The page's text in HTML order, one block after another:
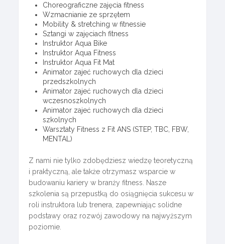
Choreograficzne zajęcia fitness
Wzmacnianie ze sprzętem
Mobility & stretching w fitnessie
Sztangi w zajęciach fitness
Instruktor Aqua Bike
Instruktor Aqua Fitness
Instruktor Aqua Fit Mat
Animator zajeć ruchowych dla dzieci
przedszkolnych
Animator zajeć ruchowych dla dzieci
wczesnoszkolnych
Animator zajeć ruchowych dla dzieci
szkolnych
Warsztaty Fitness z Fit ANS (STEP, TBC, FBW,
MENTAL)
Z nami nie tylko zdobędziesz wiedzę teoretyczną
i praktyczną, ale także otrzymasz wsparcie w
budowaniu kariery w branży fitness. Nasze
szkolenia są przepustką do osiągnięcia sukcesu w
roli instruktora lub trenera, zapewniając solidne
podstawy oraz rozwój zawodowy na najwyższym
poziomie.